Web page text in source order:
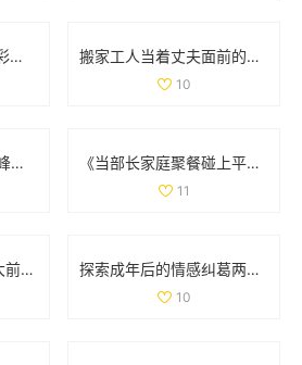
免费在线观看哪吒2精彩内容与剧情揭秘尽在这里 搬家工人当着丈夫面前的意外互动引发的情感风波
10
黄金网站9.1版发布 贵峰科技揭示行业新机遇与挑战 《当部长家庭聚餐碰上平凡老公的意外故事》
11
技校热门专业盘点 十大前景行业选择就读必备指南 探索成年后的情感纠葛两位女性的精彩剧集免费观看
10